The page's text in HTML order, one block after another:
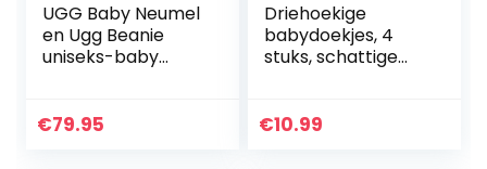
UGG Baby Neumel
en Ugg Beanie
uniseks-baby
€79.95
Driehoekige
babydoekjes, 4
stuks, schattige
drukknopen,
€10.99